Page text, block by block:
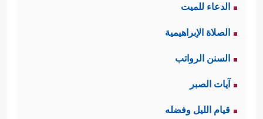
الدعاء للميت
الصلاة الإبراهيمية
السنن الرواتب
آيات الصبر
قيام الليل وفضله